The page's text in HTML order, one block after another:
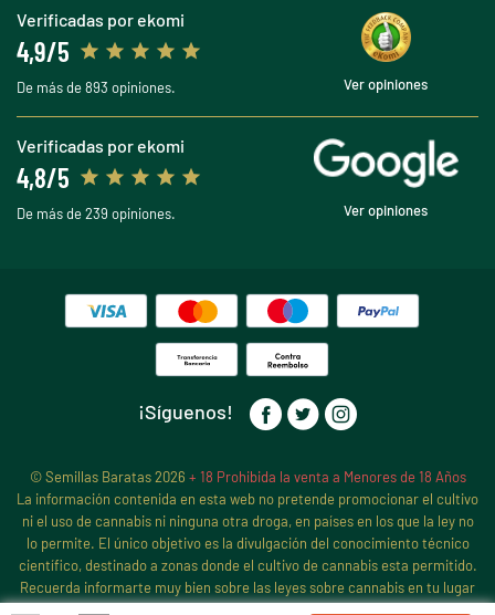
Verificadas por ekomi
4,9/5
De más de 893 opiniones. Ver opiniones
Verificadas por ekomi
4,8/5
De más de 239 opiniones. Ver opiniones
¡Síguenos!
© Semillas Baratas 2026 + 18 Prohibida la venta a Menores de 18 Años
La información contenida en esta web no pretende promocionar el cultivo
ni el uso de cannabis ni ninguna otra droga, en países en los que la ley no
lo permite. El único objetivo es la divulgación del conocimiento técnico
científico, destinado a zonas donde el cultivo de cannabis esta permitido.
Recuerda informarte muy bien sobre las leyes sobre cannabis en tu lugar